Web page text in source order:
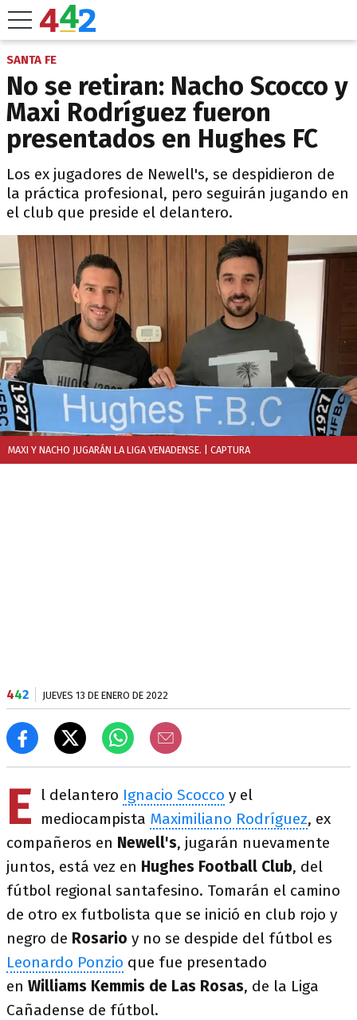
SANTA FE
No se retiran: Nacho Scocco y
Maxi Rodríguez fueron
presentados en Hughes FC
Los ex jugadores de Newell's, se despidieron de
la práctica profesional, pero seguirán jugando en
el club que preside el delantero.
MAXI Y NACHO JUGARÁN LA LIGA VENADENSE. | CAPTURA
442 JUEVES 13 DE ENERO DE 2022
E l delantero Ignacio Scocco y el
mediocampista Maximiliano Rodríguez, ex
compañeros en Newell's, jugarán nuevamente
juntos, está vez en Hughes Football Club, del
fútbol regional santafesino. Tomarán el camino
de otro ex futbolista que se inició en club rojo y
negro de Rosario y no se despide del fútbol es
Leonardo Ponzio que fue presentado
en Williams Kemmis de Las Rosas, de la Liga
Cañadense de fútbol.